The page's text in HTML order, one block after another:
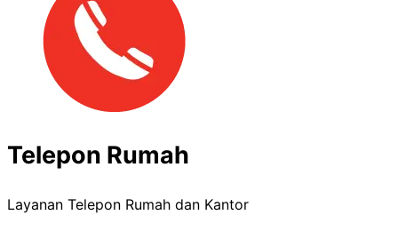
Telepon Rumah
Layanan Telepon Rumah dan Kantor